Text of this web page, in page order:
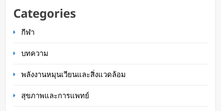
HUAWEI เปิดตัว Power Bank 12,000mAh ชาร์จ
ไว 100W พร้อมสาย USB-C ในตัว
Categories
กีฬา
บทความ
พลังงานหมุนเวียนและสิ่งแวดล้อม
สุขภาพและการแพทย์